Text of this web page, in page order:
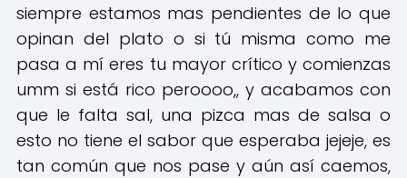
siempre estamos mas pendientes de lo que
opinan del plato o si tú misma como me
pasa a mí eres tu mayor crítico y comienzas
umm si está rico peroooo,, y acabamos con
que le falta sal, una pizca mas de salsa o
esto no tiene el sabor que esperaba jejeje, es
tan común que nos pase y aún así caemos,